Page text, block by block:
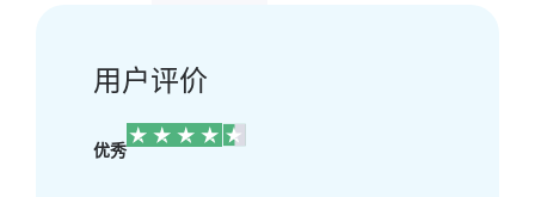
用户评价
优秀